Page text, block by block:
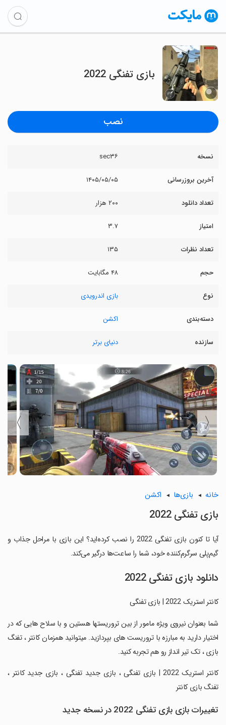
‏بازی تفنگی 2022
نصب
نسخه sec۳۶
آخرین بروزرسانی ۱۴۰۵/۰۵/۰۵
تعداد دانلود ۲۰۰ هزار
امتیاز ۳.۷
تعداد نظرات ۱۳۵
حجم ۴۸ مگابایت
نوع بازی اندرویدی
دسته‌بندی اکشن
سازنده دنیای برتر
〈
〉
خانه بازی‌ها اکشن
‏بازی تفنگی 2022
آیا تا کنون ‏بازی تفنگی 2022 را نصب کرده‌اید؟ این بازی با مراحل جذاب و
گیم‌پلی سرگرم‌کننده خود، شما را ساعت‌ها درگیر می‌کند.
دانلود ‏بازی تفنگی 2022
‏کانتر استریک 2022 | بازی تفنگی
‏شما بعنوان نیروی ویژه مامور از بین تروریستها هستین و با سلاح هایی که در
اختیار دارید به مبارزه با تروریست های بپردازید. میتوانید همزمان کانتر ، تفنگ
بازی ، تک تیر انداز رو هم تجربه کنید.
‏کانتر استریک 2022 | بازی تفنگی ، بازی جدید تفنگی ، بازی جدید کانتر ،
تفنگ بازی کانتر
تغییرات بازی ‏بازی تفنگی 2022 در نسخه جدید